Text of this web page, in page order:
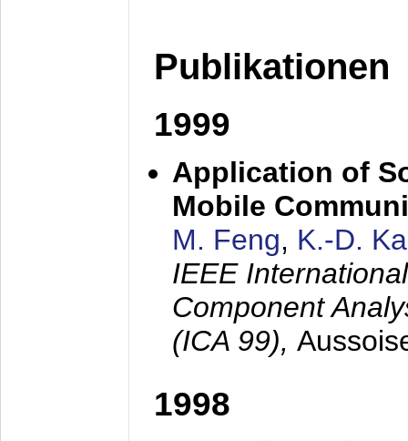
Publikationen
1999
Application of
Mobile
M. Feng, K.-D.
IEEE
Component
(ICA 99),
1998